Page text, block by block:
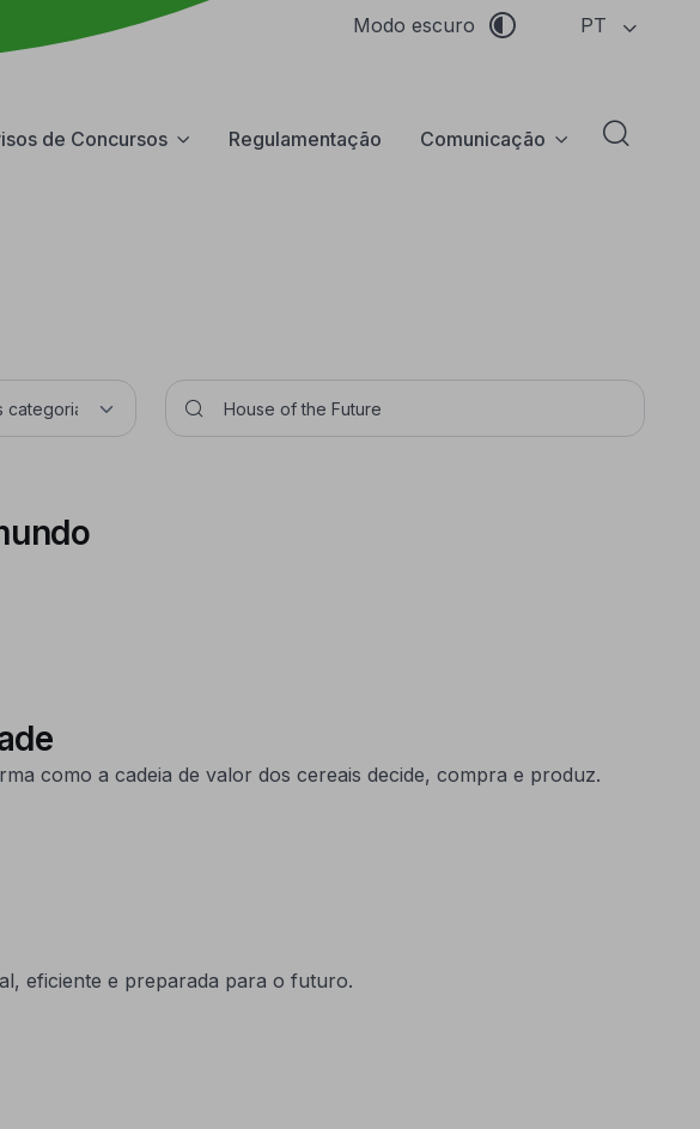
Modo escuro PT
de Concursos Regulamentação Comunicação Abrir
como a cadeia de valor dos cereais decide, compra e produz.
eficiente e preparada para o futuro.